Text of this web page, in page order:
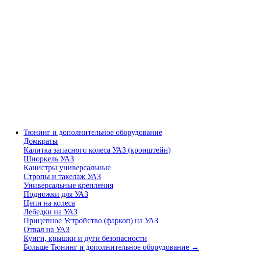
Тюнинг и дополнительное оборудование
Домкраты
Калитка запасного колеса УАЗ (кронштейн)
Шноркель УАЗ
Канистры универсальные
Стропы и такелаж УАЗ
Универсальные крепления
Подножки для УАЗ
Цепи на колеса
Лебедки на УАЗ
Прицепное Устройство (фаркоп) на УАЗ
Отвал на УАЗ
Кунги, крышки и дуги безопасности
Больше Тюнинг и дополнительное оборудование →